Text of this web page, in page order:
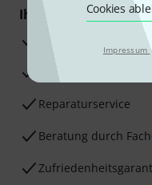
Cookies
Impressum
Ihre Vorteile
3 Jahre Thomann
30 Tage Money-
Reparaturservice
Beratung durch